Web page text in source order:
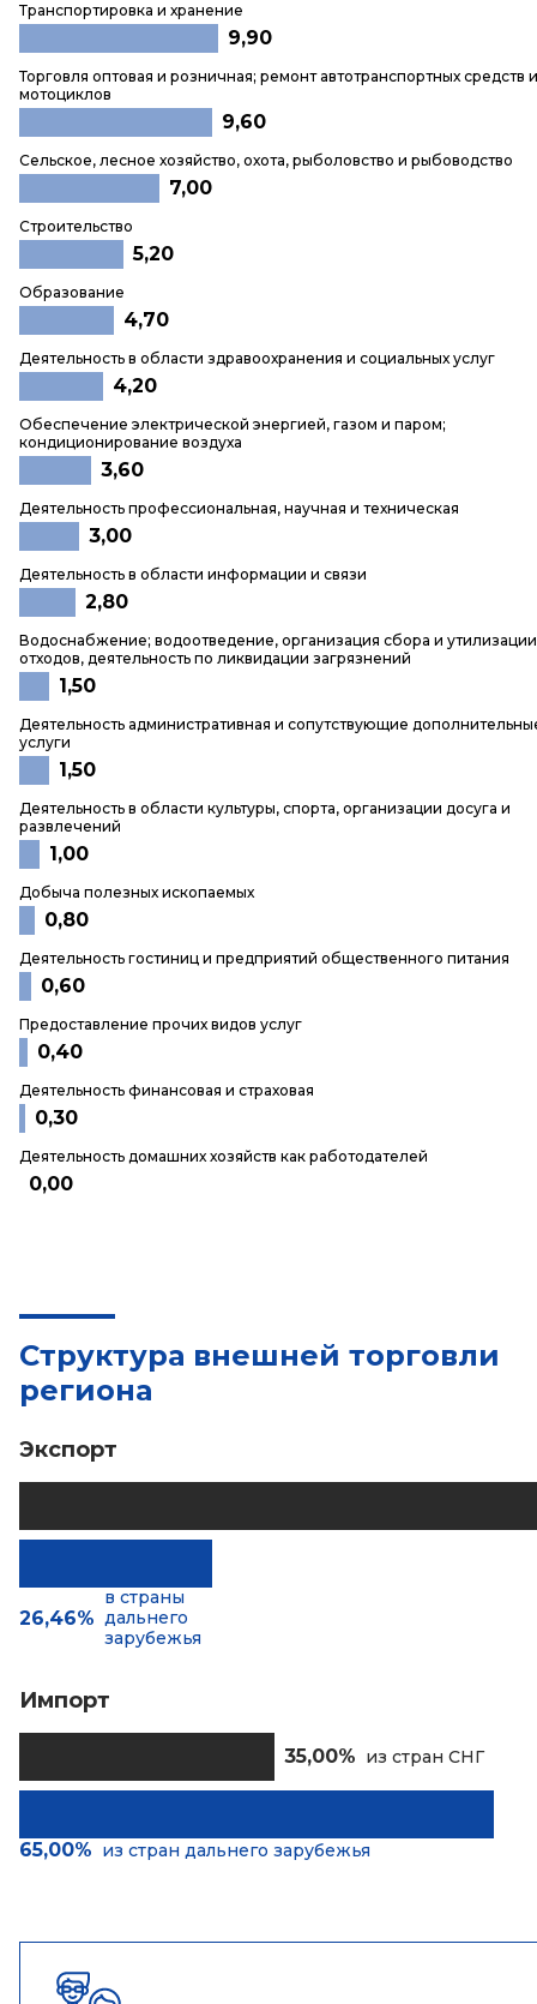
Транспортировка и хранение
9,90
Торговля оптовая и розничная; ремонт автотранспортных средств и
мотоциклов
9,60
Сельское, лесное хозяйство, охота, рыболовство и рыбоводство
7,00
Строительство
5,20
Образование
4,70
Деятельность в области здравоохранения и социальных услуг
4,20
Обеспечение электрической энергией, газом и паром;
кондиционирование воздуха
3,60
Деятельность профессиональная, научная и техническая
3,00
Деятельность в области информации и связи
2,80
Водоснабжение; водоотведение, организация сбора и утилизации
отходов, деятельность по ликвидации загрязнений
1,50
Деятельность административная и сопутствующие
услуги
1,50
Деятельность в области культуры, спорта, организации досуга и
развлечений
1,00
Добыча полезных ископаемых
0,80
Деятельность гостиниц и предприятий общественного питания
0,60
Предоставление прочих видов услуг
0,40
Деятельность финансовая и страховая
0,30
Деятельность домашних хозяйств как работодателей
0,00
Структура внешней торговли
региона
Экспорт
26,46%
в страны
дальнего
зарубежья
Импорт
35,00% из стран СНГ
65,00% из стран дальнего зарубежья